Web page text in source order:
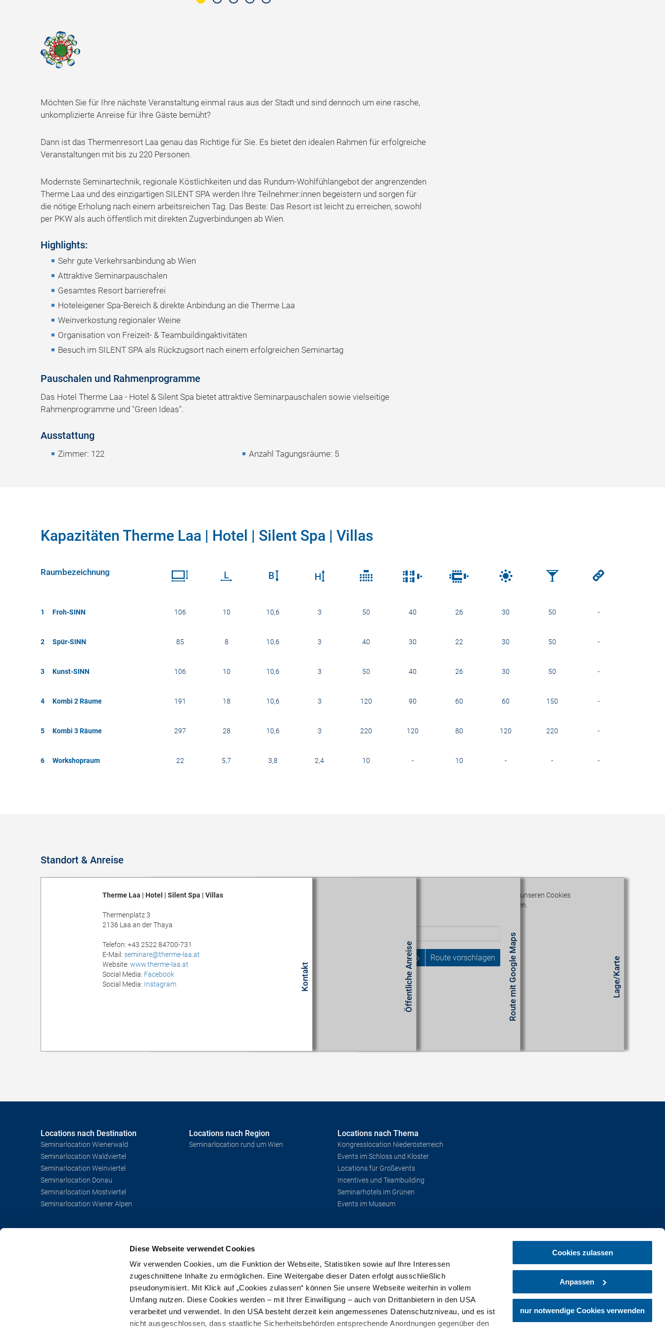
Diese Webseite verwendet Cookies
Wir verwenden Cookies, um die Funktion der Webseite, Statistiken sowie auf Ihre Interessen
zugeschnittene Inhalte zu ermöglichen. Eine Weitergabe dieser Daten erfolgt ausschließlich
pseudonymisiert. Mit Klick auf „Cookies zulassen“ können Sie unsere Webseite weiterhin in vollem
Umfang nutzen. Diese Cookies werden – mit Ihrer Einwilligung – auch von Drittanbietern in den USA
verarbeitet und verwendet. In den USA besteht derzeit kein angemessenes Datenschutzniveau, und es ist
nicht ausgeschlossen, dass staatliche Sicherheitsbehörden entsprechende Anordnungen gegenüber den
Cookies zulassen
Anpassen
nur notwendige Cookies verwenden
Möchten Sie für Ihre nächste Veranstaltung einmal raus aus der Stadt und sind dennoch um eine rasche,
unkomplizierte Anreise für Ihre Gäste bemüht?
Dann ist das Thermenresort Laa genau das Richtige für Sie. Es bietet den idealen Rahmen für erfolgreiche
Veranstaltungen mit bis zu 220 Personen.
Modernste Seminartechnik, regionale Köstlichkeiten und das Rundum-Wohlfühlangebot der angrenzenden
Therme Laa und des einzigartigen SILENT SPA werden Ihre Teilnehmer:innen begeistern und sorgen für
die nötige Erholung nach einem arbeitsreichen Tag. Das Beste: Das Resort ist leicht zu erreichen, sowohl
per PKW als auch öffentlich mit direkten Zugverbindungen ab Wien.
Highlights:
Sehr gute Verkehrsanbindung ab Wien
Attraktive Seminarpauschalen
Gesamtes Resort barrierefrei
Hoteleigener Spa-Bereich & direkte Anbindung an die Therme Laa
Weinverkostung regionaler Weine
Organisation von Freizeit- & Teambuildingaktivitäten
Besuch im SILENT SPA als Rückzugsort nach einem erfolgreichen Seminartag
Pauschalen und Rahmenprogramme
Das Hotel Therme Laa - Hotel & Silent Spa bietet attraktive Seminarpauschalen sowie vielseitige
Rahmenprogramme und "Green Ideas".
Ausstattung
Zimmer: 122 Anzahl Tagungsräume: 5
Kapazitäten Therme Laa | Hotel | Silent Spa | Villas
Raumbezeichnung
1 Froh-SINN 106 10 10,6 3 50 40 26 30 50 -
2 Spür-SINN 85 8 10,6 3 40 30 22 30 50 -
3 Kunst-SINN 106 10 10,6 3 50 40 26 30 50 -
4 Kombi 2 Räume 191 18 10,6 3 120 90 60 60 150 -
5 Kombi 3 Räume 297 28 10,6 3 220 120 80 120 220 -
6 Workshopraum 22 5,7 3,8 2,4 10 - 10 - - -
Standort & Anreise
Kontakt
Therme Laa | Hotel | Silent Spa | Villas
Thermenplatz 3
2136 Laa an der Thaya
Telefon: +43 2522 84700-731
E-Mail: seminare@therme-laa.at
Website: www.therme-laa.at
Social Media: Facebook
Social Media: Instagram Öffentliche Anreise Route mit Google Maps
Route vorschlagen Lage/Karte
Um diesen Inhalt sehen zu können, müssen Sie unseren Cookies
zustimmen.
Locations nach Destination
Seminarlocation Wienerwald
Seminarlocation Waldviertel
Seminarlocation Weinviertel
Seminarlocation Donau
Seminarlocation Mostviertel
Seminarlocation Wiener Alpen
Locations nach Region
Seminarlocation rund um Wien
Locations nach Thema
Kongresslocation Niederösterreich
Events im Schloss und Kloster
Locations für Großevents
Incentives und Teambuilding
Seminarhotels im Grünen
Events im Museum
+43 (0) 2742 / 9000 - 19825
Social Media & Co